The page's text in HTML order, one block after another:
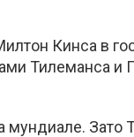
Кинса в
Тилеманса и
Зато